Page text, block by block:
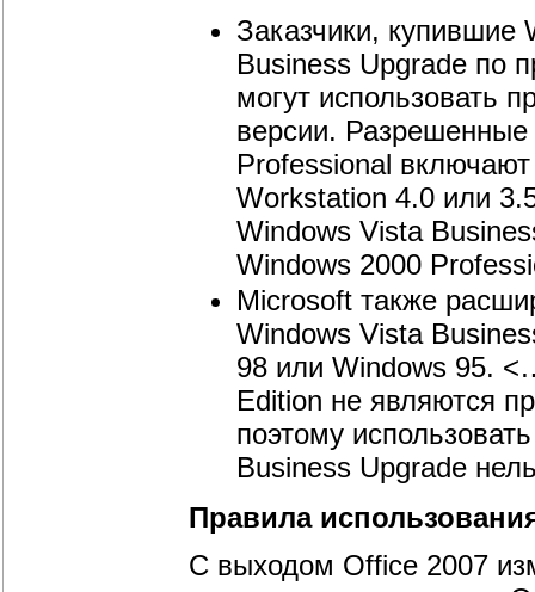
Заказчики, купившие
Business Upgrade по
могут использовать
версии.
Professional
Workstation 4.0 или
Windows Vista
Windows 2000
Microsoft также
Windows Vista
98 или Windows 95.
Edition не являются
поэтому
Business Upgrade
Правила
C выходом Office 2007